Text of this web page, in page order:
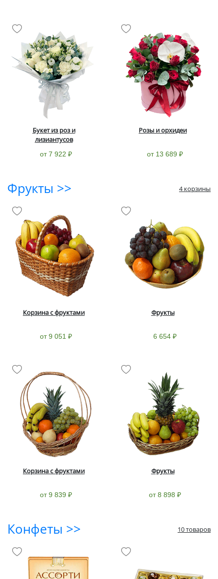
Букет из роз и
лизиантусов
от 7 922 ₽
Розы и орхидеи
от 13 689 ₽
Фрукты >> 4 корзины
Корзина с фруктами
от 9 051 ₽
Фрукты
6 654 ₽
Корзина с фруктами
от 9 839 ₽
Фрукты
от 8 898 ₽
Конфеты >> 10 товаров